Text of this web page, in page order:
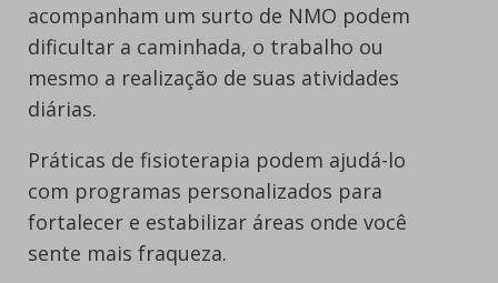
acompanham um surto de NMO podem
dificultar a caminhada, o trabalho ou
mesmo a realização de suas atividades
diárias.
Práticas de fisioterapia podem ajudá-lo
com programas personalizados para
fortalecer e estabilizar áreas onde você
sente mais fraqueza.